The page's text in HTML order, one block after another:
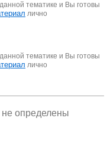
тематике и Вы готовы
лично
тематике и Вы готовы
лично
определены